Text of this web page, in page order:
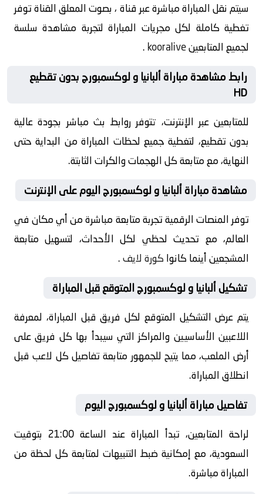
سيتم نقل المباراة مباشرة عبر قناة ، بصوت المعلق القناة توفر
تغطية كاملة لكل مجريات المباراة لتجربة مشاهدة سلسة
لجميع المتابعينkooralive
.
رابط مشاهدة مباراة ألبانيا و لوكسمبورج بدون تقطيع
HD
للمتابعين عبر الإنترنت، تتوفر روابط بث مباشر بجودة عالية
بدون تقطيع، لتغطية جميع لحظات المباراة من البداية حتى
النهاية، مع متابعة كل الهجمات والكرات الثابتة.
مشاهدة مباراة ألبانيا و لوكسمبورج اليوم على الإنترنت
توفر المنصات الرقمية تجربة متابعة مباشرة من أي مكان في
العالم، مع تحديث لحظي لكل الأحداث، لتسهيل متابعة
المشجعين أينما كانواكورة لايف.
تشكيل ألبانيا و لوكسمبورج المتوقع قبل المباراة
يتم عرض التشكيل المتوقع لكل فريق قبل المباراة، لمعرفة
اللاعبين الأساسيين والمراكز التي سيبدأ بها كل فريق على
أرض الملعب، مما يتيح للجمهور متابعة تفاصيل كل لاعب قبل
انطلاق المباراة.
تفاصيل مباراة ألبانيا و لوكسمبورج اليوم
لراحة المتابعين، تبدأ المباراة عند الساعة 21:00 بتوقيت
السعودية، مع إمكانية ضبط التنبيهات لمتابعة كل لحظة من
المباراة مباشرة.